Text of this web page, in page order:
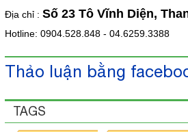
Địa chỉ : Số 23 Tô Vĩnh Diện,
Hotline: 0904.528.848 - 04.6259.3388
Thảo luận bằng
TAGS